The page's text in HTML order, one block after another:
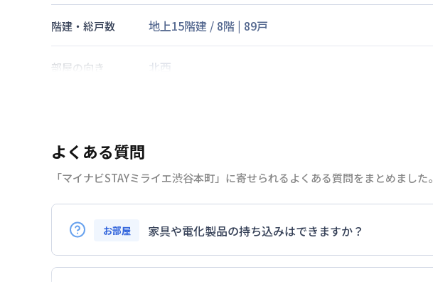
階建・総戸数 地上15階建 / 8階 | 89戸
部屋の向き 北西
駐車場 なし
情報更新日 2026年7月25日
よくある質問
「マイナビSTAYミライエ渋谷本町」に寄せられるよくある質問をまとめました。
お部屋
家具や電化製品の持ち込みはできますか？
お持ち込みいただけます。